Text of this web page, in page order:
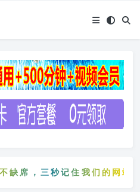
席，三秒记住我们的网站